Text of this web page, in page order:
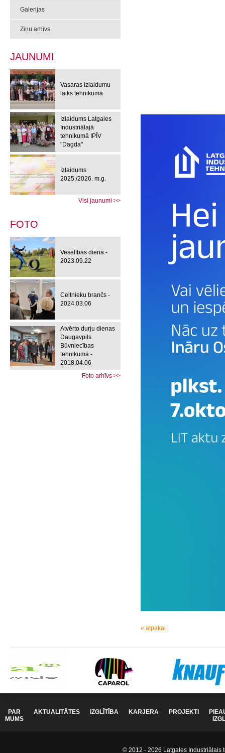
Galerijas
Ziņu arhīvs
JAUNUMI
Vasaras izlaidumu
laiks tehnikumā
Izlaidums Latgales
Industriālajā
tehnikumā IPĪV
"Dagda"
Izlaidums
2025./2026. m.g.
Visi jaunumi >>
FOTO
Veselības diena -
2023.09.22
Celtnieku brančs -
2024.03.06
Atvērto durju dienas
Daugavpils
Būvniecības
tehnikumā -
2018.04.06
Foto arhīvs >>
« atpakaļ
PAR
MUMS
AKTUALITĀTES IZGLĪTĪBA KARJERA PROJEKTI
© 2012 - 2026 Latgales Industriālais